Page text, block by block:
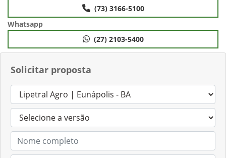
Solicitar proposta
(73) 3166-5100
Whatsapp
(27) 2103-5400